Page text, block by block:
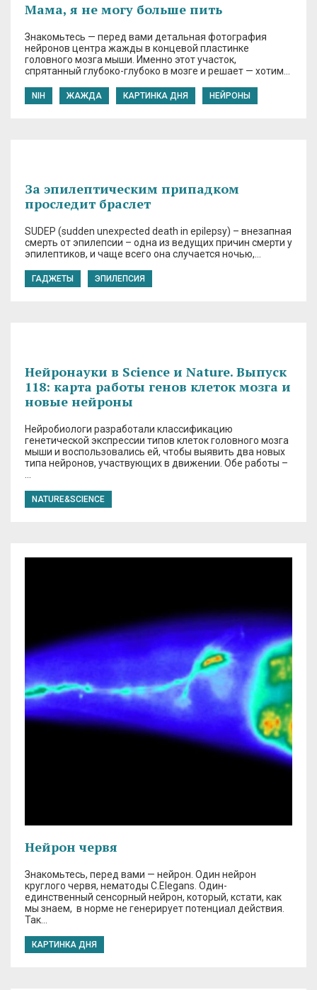
Мама, я не могу больше пить
Знакомьтесь — перед вами детальная фотография
нейронов центра жажды в концевой пластинке
головного мозга мыши. Именно этот участок,
спрятанный глубоко-глубоко в мозге и решает — хотим…
NIH ЖАЖДА КАРТИНКА ДНЯ НЕЙРОНЫ
За эпилептическим припадком
проследит браслет
SUDEP (sudden unexpected death in epilepsy) – внезапная
смерть от эпилепсии – одна из ведущих причин смерти у
эпилептиков, и чаще всего она случается ночью,…
ГАДЖЕТЫ ЭПИЛЕПСИЯ
Нейронауки в Science и Nature. Выпуск
118: карта работы генов клеток мозга и
новые нейроны
Нейробиологи разработали классификацию
генетической экспрессии типов клеток головного мозга
мыши и воспользовались ей, чтобы выявить два новых
типа нейронов, участвующих в движении. Обе работы –
NATURE&SCIENCE
Нейрон червя
Знакомьтесь, перед вами — нейрон. Один нейрон
круглого червя, нематоды C.Elegans. Один-
единственный сенсорный нейрон, который, кстати, как
мы знаем, в норме не генерирует потенциал действия.
Так…
КАРТИНКА ДНЯ